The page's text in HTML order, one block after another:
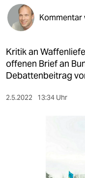
öko
gesellschaft
kultur
sport
berlin
Kommentar
Kritik an
offenen Brief an
Debattenbeitrag
2.5.2022 13:34 Uhr